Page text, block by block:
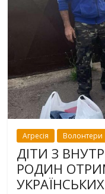
Агресія Волонтери
ДІТИ З
РОДИН